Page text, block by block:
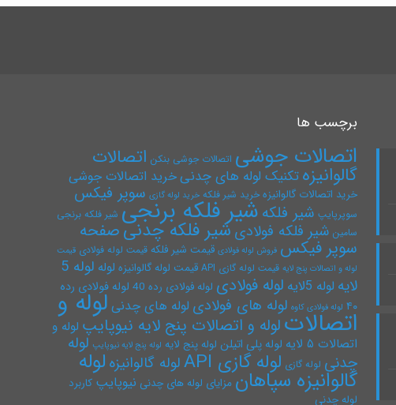
برچسب ها
اتصالات جوشی اتصالات جوشی بنکن اتصالات
گالوانیزهتکنیک لوله های چدنیخرید اتصالات جوشی
خرید اتصالات گالوانیزه خرید شیر فلکه خرید لوله گازی سوپر فیکس
سوپرپایپ شیر فلکه شیر فلکه برنجی شیر فلکه برنجی
سامین شیر فلکه فولادیشیر فلکه چدنیصفحه
سوپر فیکس فروش لوله فولادی قیمت شیر فلکه قیمت لوله فولادی قیمت
لوله و اتصالات پنج لایه قیمت لوله گازی API قیمت لوله گالوانیزه لوله
لوله 5
لایه لوله 5لایه لوله فولادی لوله فولادی رده 40
لوله فولادی رده
۴۰ لوله فولادی کاوه لوله های فولادی لوله های چدنی لوله و
اتصالاتلوله و اتصالات پنج لایه نیوپایپ لوله و
اتصالات ۵ لایه
لوله پلی اتیلن لوله پنج لایه لوله پنج لایه نیوپایپ لوله
چدنی لوله گازی لوله گازی API لوله گالوانیزه لوله
گالوانیزه سپاهان مزایای لوله های چدنی نیوپایپ کاربرد
لوله چدنی